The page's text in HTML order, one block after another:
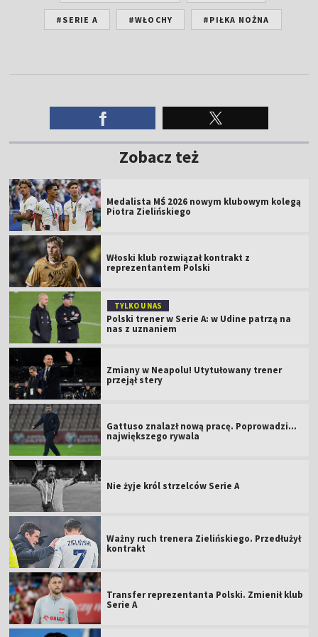
#SERIE A #WŁOCHY #PIŁKA NOŻNA
Zobacz też
Medalista MŚ 2026 nowym klubowym kolegą
Piotra Zielińskiego
Włoski klub rozwiązał kontrakt z
reprezentantem Polski
TYLKO U NAS
Polski trener w Serie A: w Udine patrzą na
nas z uznaniem
Zmiany w Neapolu! Utytułowany trener
przejął stery
Gattuso znalazł nową pracę. Poprowadzi...
największego rywala
Nie żyje król strzelców Serie A
Ważny ruch trenera Zielińskiego. Przedłużył
kontrakt
Transfer reprezentanta Polski. Zmienił klub
Serie A